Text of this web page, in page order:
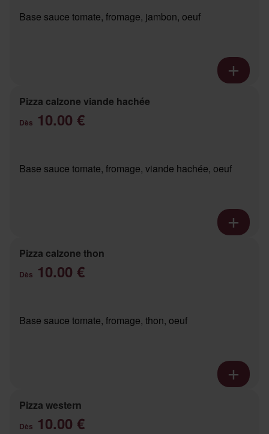
Base sauce tomate, fromage, jambon, oeuf
Pizza calzone viande hachée
Dès 10.00 €
Base sauce tomate, fromage, viande hachée, oeuf
Pizza calzone thon
Dès 10.00 €
Base sauce tomate, fromage, thon, oeuf
Pizza western
Dès 10.00 €